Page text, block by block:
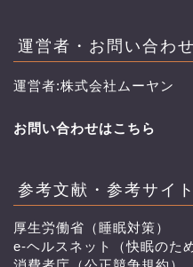
運営者・お問い合わせ
運営者:株式会社ムーヤン
お問い合わせはこちら
参考文献・参考サイト
厚生労働省（睡眠対策）
e-ヘルスネット（快眠のた